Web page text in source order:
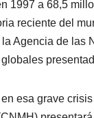
1997 a 68,5
reciente del
Agencia de
esa grave